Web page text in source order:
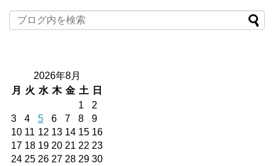
2026年8月
月
火 水 木 金 土
日
1
2
3
4 5 6 7 8
9
10 11 12 13 14 15 16
17 18 19 20 21 22 23
24 25 26 27 28 29 30